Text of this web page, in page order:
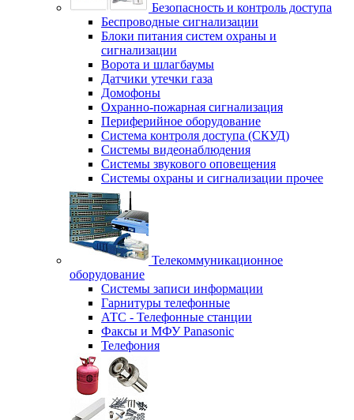
Безопасность и контроль доступа
Беспроводные сигнализации
Блоки питания систем охраны и
сигнализации
Ворота и шлагбаумы
Датчики утечки газа
Домофоны
Охранно-пожарная сигнализация
Периферийное оборудование
Система контроля доступа (СКУД)
Системы видеонаблюдения
Системы звукового оповещения
Системы охраны и сигнализации прочее
Телекоммуникационное
оборудование
Системы записи информации
Гарнитуры телефонные
АТС - Телефонные станции
Факсы и МФУ Panasonic
Телефония